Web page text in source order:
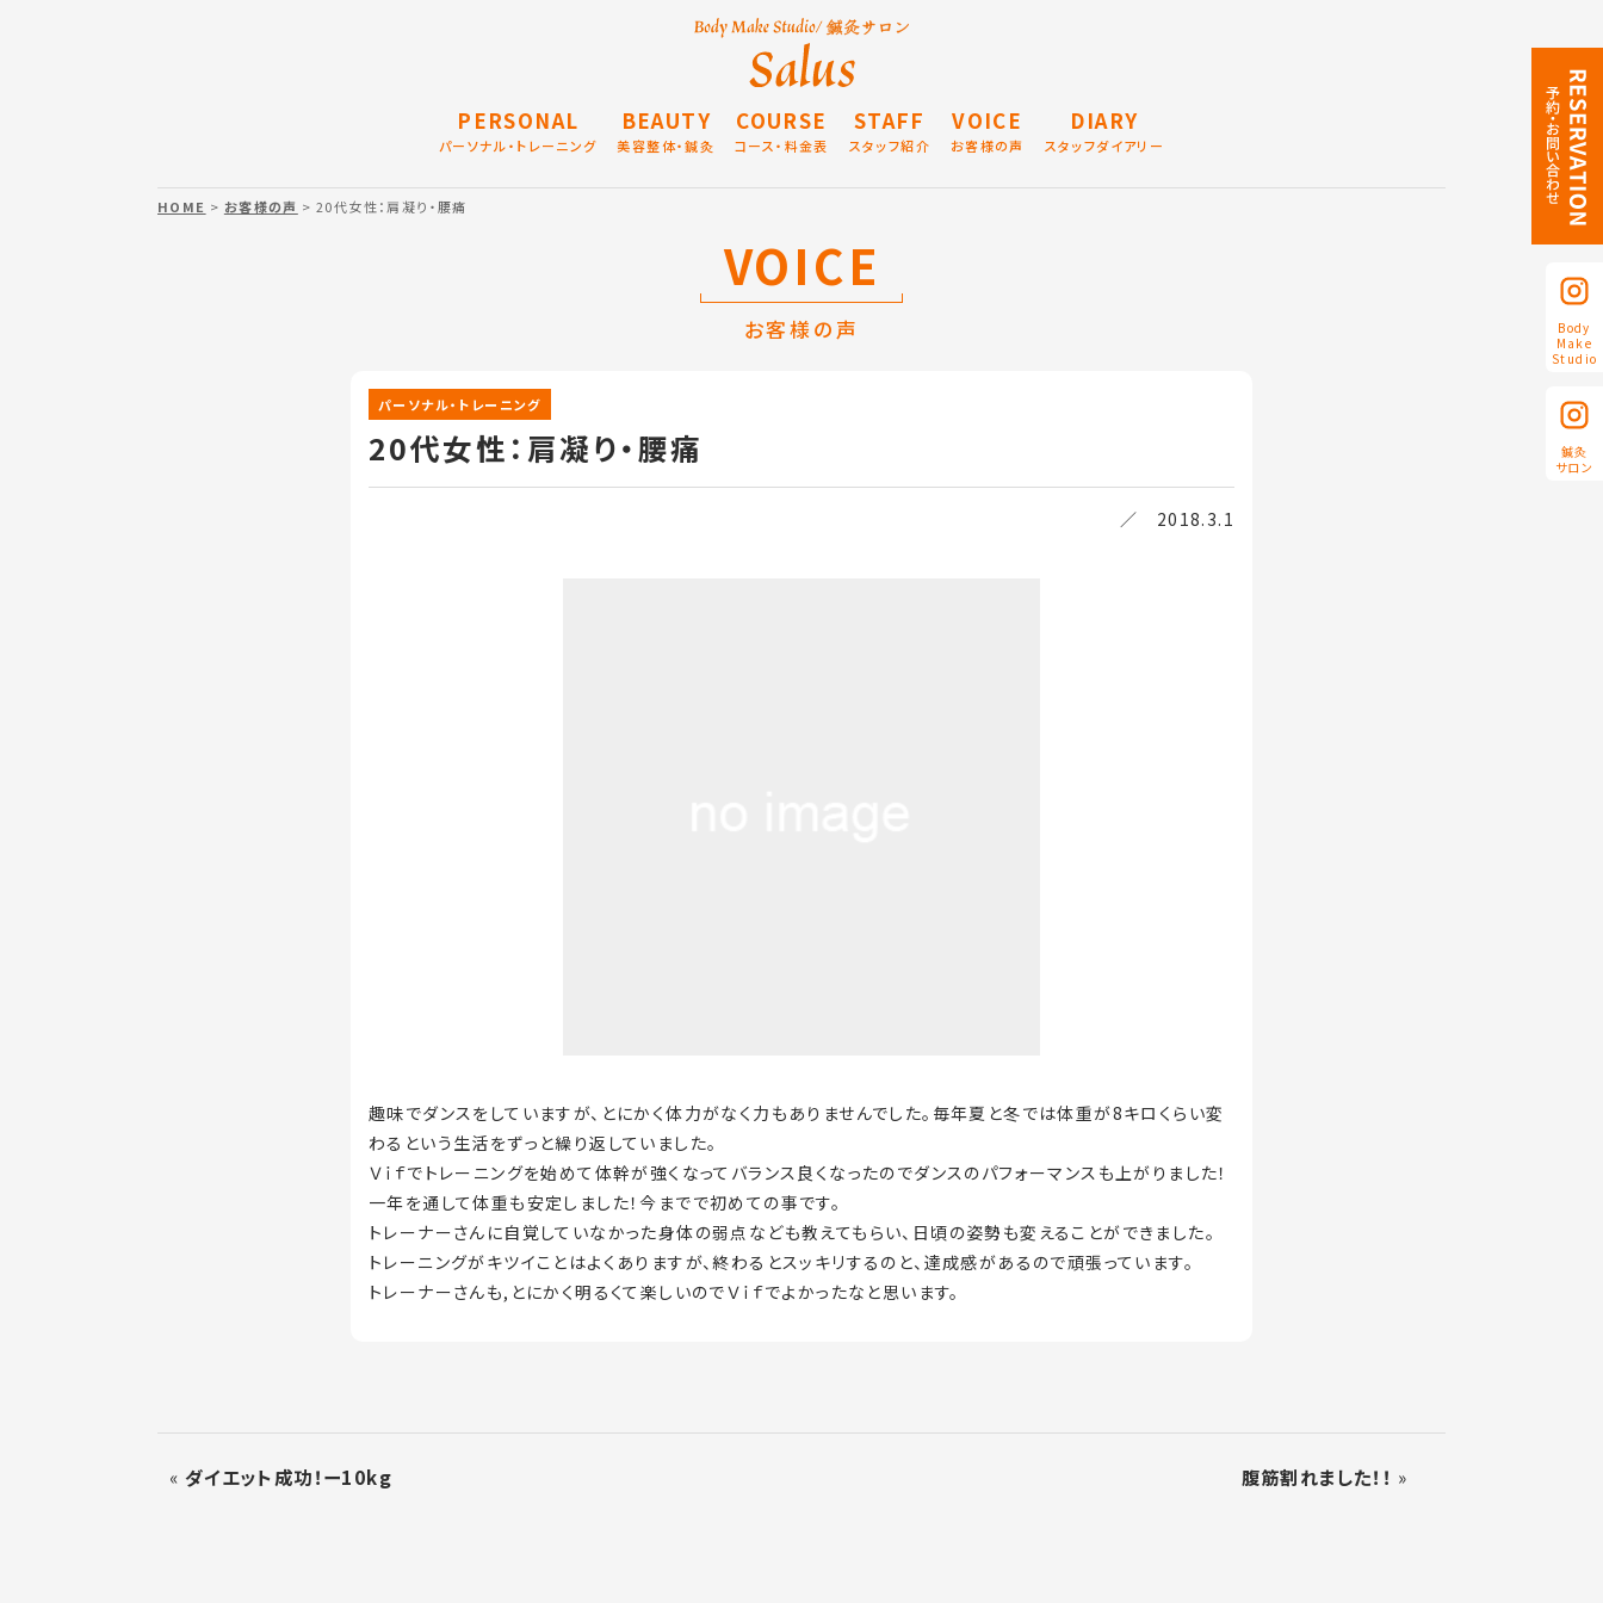
PERSONAL
パーソナル・トレーニング
BEAUTY
美容整体・鍼灸
COURSE
コース・料金表
STAFF
スタッフ紹介
VOICE
お客様の声
DIARY
スタッフダイアリー
Body
Make
Studio
鍼灸
サロン
HOME > お客様の声 > 20代女性：肩凝り・腰痛
VOICE
お客様の声
パーソナル・トレーニング
20代女性：肩凝り・腰痛
／ 2018.3.1
趣味でダンスをしていますが、とにかく体力がなく力もありませんでした。毎年夏と冬では体重が8キロくらい変
わるという生活をずっと繰り返していました。
Ｖｉｆでトレーニングを始めて体幹が強くなってバランス良くなったのでダンスのパフォーマンスも上がりました！
一年を通して体重も安定しました！今までで初めての事です。
トレーナーさんに自覚していなかった身体の弱点なども教えてもらい、日頃の姿勢も変えることができました。
トレーニングがキツイことはよくありますが、終わるとスッキリするのと、達成感があるので頑張っています。
トレーナーさんも,とにかく明るくて楽しいのでＶｉｆでよかったなと思います。
« ダイエット成功！ー10kg 腹筋割れました！！ »